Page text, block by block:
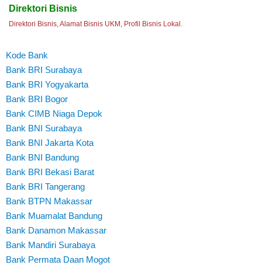
Direktori Bisnis
Direktori Bisnis, Alamat Bisnis UKM, Profil Bisnis Lokal.
Kode Bank
Bank BRI Surabaya
Bank BRI Yogyakarta
Bank BRI Bogor
Bank CIMB Niaga Depok
Bank BNI Surabaya
Bank BNI Jakarta Kota
Bank BNI Bandung
Bank BRI Bekasi Barat
Bank BRI Tangerang
Bank BTPN Makassar
Bank Muamalat Bandung
Bank Danamon Makassar
Bank Mandiri Surabaya
Bank Permata Daan Mogot